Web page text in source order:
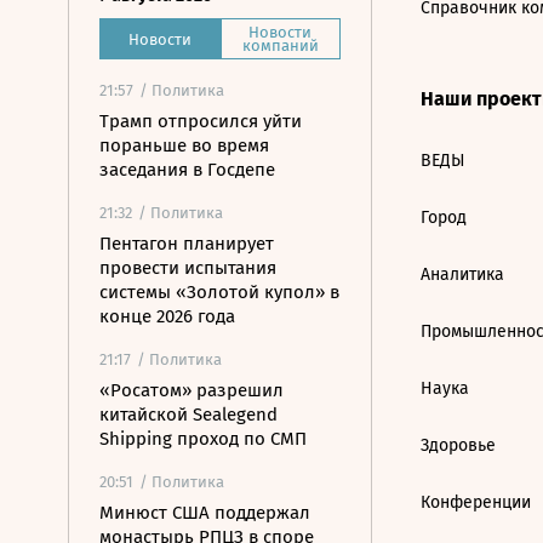
Новости Новости
компаний
21:57 / Политика
Трамп отпросился уйти
пораньше во время
заседания в Госдепе
21:32 / Политика
Пентагон планирует
провести испытания
системы «Золотой купол» в
конце 2026 года
21:17 / Политика
«Росатом» разрешил
китайской Sealegend
Shipping проход по СМП
20:51 / Политика
Минюст США поддержал
монастырь РПЦЗ в споре
Справочник
Наши
ВЕДЫ
Город
Аналитика
Наука
Здоровье
Конференции